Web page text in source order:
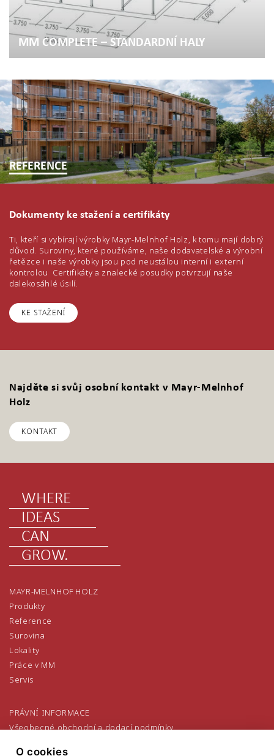
MM COMPLETE – STANDARDNÍ HALY
REFERENCE
Dokumenty ke stažení a certifikáty
Ti, kteří si vybírají výrobky Mayr-Melnhof Holz, k tomu mají dobrý
důvod. Suroviny, které používáme, naše dodavatelské a výrobní
řetězce i naše výrobky jsou pod neustálou interní i externí
kontrolou Certifikáty a znalecké posudky potvrzují naše
dalekosáhlé úsilí.
KE STAŽENÍ
Najděte si svůj osobní kontakt v Mayr-Melnhof
Holz
KONTAKT
WHERE
IDEAS
CAN
GROW.
MAYR-MELNHOF HOLZ
Produkty
Reference
Surovina
Lokality
Práce v MM
Servis
PRÁVNÍ INFORMACE
Všeobecné obchodní a dodací podmínky
O cookies